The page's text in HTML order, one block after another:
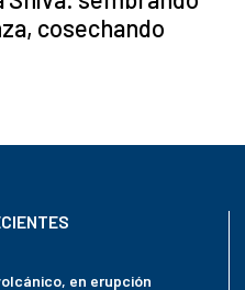
cosechando
en erupción